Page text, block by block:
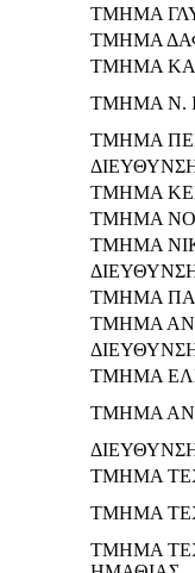
ΤΜΗΜΑ
ΤΜΗΜΑ
ΤΜΗΜΑ
ΤΜΗΜΑ Ν.
ΤΜΗΜΑ
ΤΜΗΜΑ
ΤΜΗΜΑ
ΤΜΗΜΑ
ΤΜΗΜΑ
ΤΜΗΜΑ
ΤΜΗΜΑ
ΤΜΗΜΑ
ΤΜΗΜΑ
ΤΜΗΜΑ
ΤΜΗΜΑ